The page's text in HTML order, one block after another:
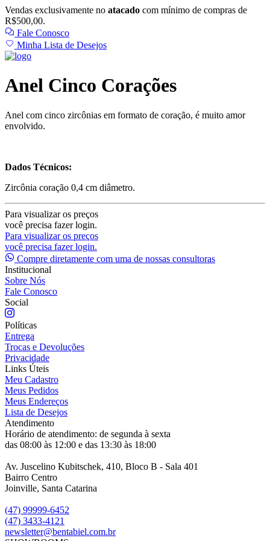
Vendas exclusivamente no atacado com mínimo de compras de
R$500,00.
Fale Conosco
Minha Lista de Desejos
Anel Cinco Corações
Anel com cinco zircônias em formato de coração, é muito amor
envolvido.
Dados Técnicos:
Zircônia coração 0,4 cm diâmetro.
Para visualizar os preços
você precisa fazer login.
Para visualizar os preços
você precisa fazer login.
Compre diretamente com uma de nossas consultoras
Institucional
Sobre Nós
Fale Conosco
Social
Políticas
Entrega
Trocas e Devoluções
Privacidade
Links Úteis
Meu Cadastro
Meus Pedidos
Meus Endereços
Lista de Desejos
Atendimento
Horário de atendimento: de segunda à sexta
das 08:00 às 12:00 e das 13:30 às 18:00
Av. Juscelino Kubitschek, 410, Bloco B - Sala 401
Bairro Centro
Joinville, Santa Catarina
(47) 99999-6452
(47) 3433-4121
newsletter@bentabiel.com.br